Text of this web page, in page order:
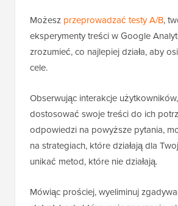
Możesz przeprowadzać testy A/B,
eksperymenty treści w Google
zrozumieć, co najlepiej działa, aby
cele.
Obserwując interakcje
dostosować swoje treści do ich
odpowiedzi na powyższe pytania,
na strategiach, które działają dla
unikać metod, które nie działają.
Mówiąc prościej, wyeliminuj